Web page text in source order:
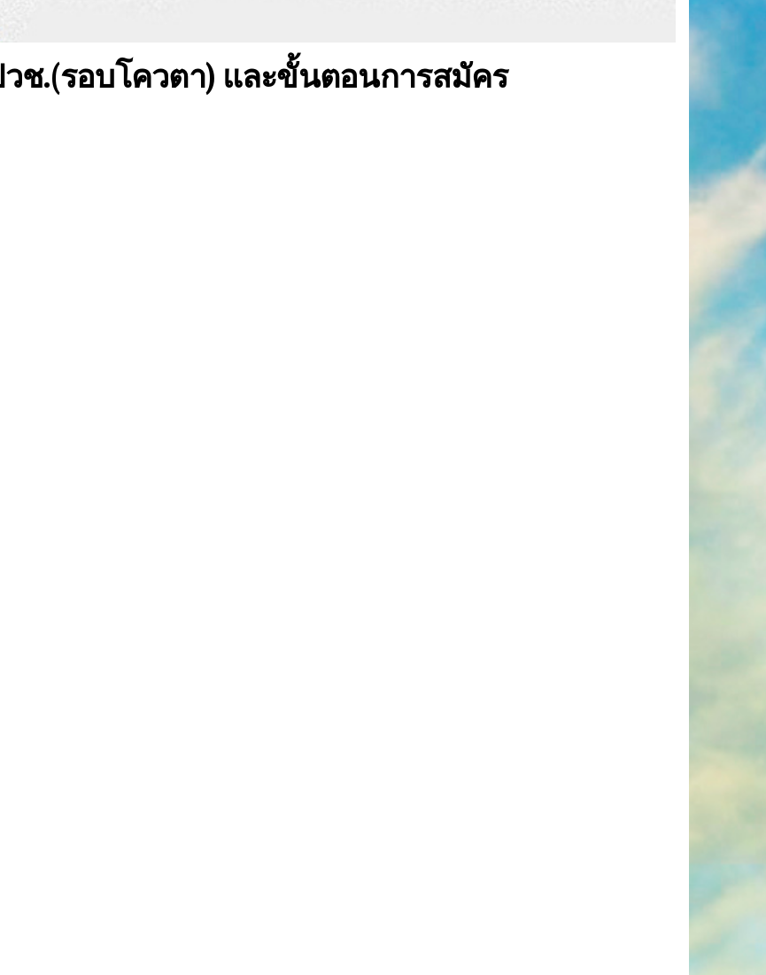
ช.(รอบโควตา) และขั้นตอนการสมัคร